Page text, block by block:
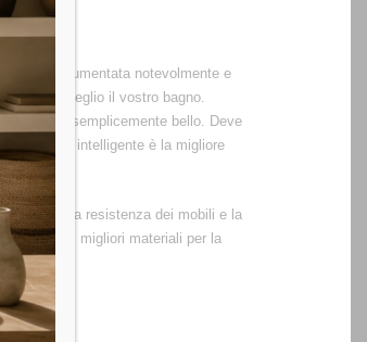
è aumentata notevolmente e
al meglio il vostro bagno.
essere semplicemente bello. Deve
maniera intelligente è la migliore
come la resistenza dei mobili e la
serve dei migliori materiali per la